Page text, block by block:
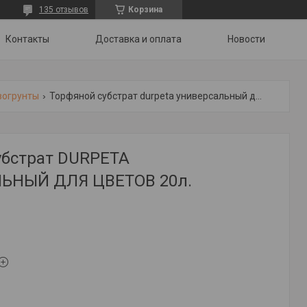
Корзина
135 отзывов
Контакты Доставка и оплата Новости
DURPETA
ДЛЯ ЦВЕТОВ 20л.